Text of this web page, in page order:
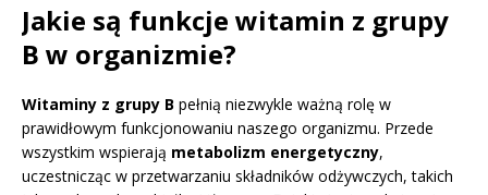
Jakie są funkcje witamin z grupy
B w organizmie?
Witaminy z grupy B pełnią niezwykle ważną rolę w
prawidłowym funkcjonowaniu naszego organizmu. Przede
wszystkim wspierają metabolizm energetyczny,
uczestnicząc w przetwarzaniu składników odżywczych, takich